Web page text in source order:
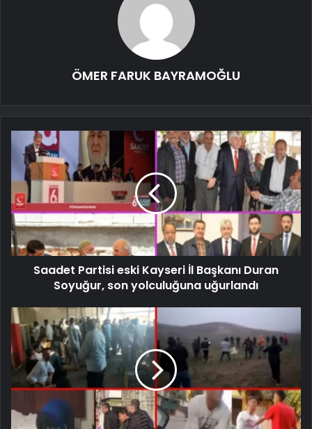
ÖMER FARUK BAYRAMOĞLU
Saadet Partisi eski Kayseri İl Başkanı Duran
Soyuğur, son yolculuğuna uğurlandı